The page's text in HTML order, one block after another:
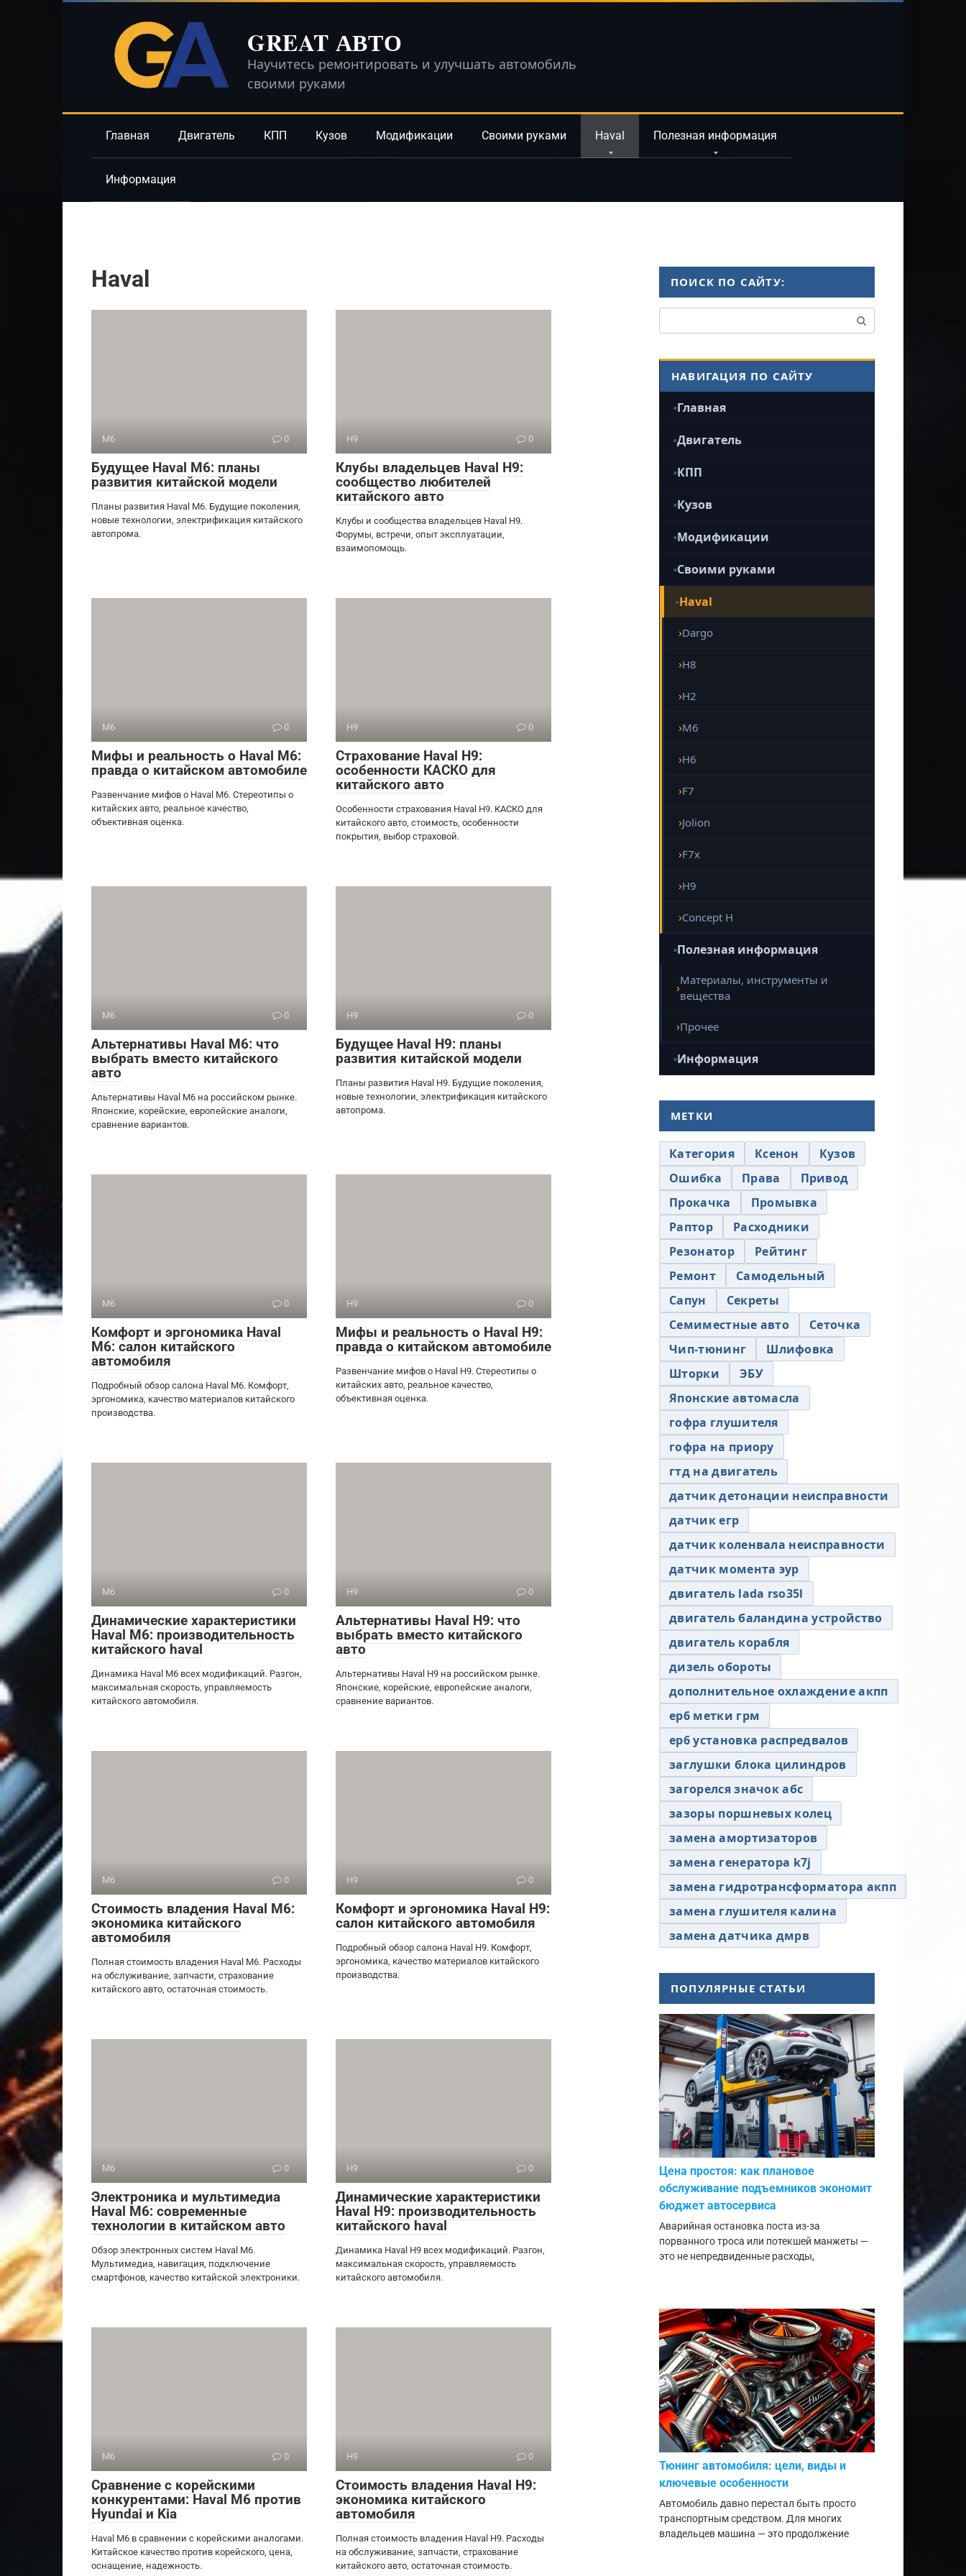
GREAT АВТО
Научитесь ремонтировать и улучшать автомобиль
своими руками
Главная Двигатель КПП Кузов Модификации Своими руками Haval Полезная информация
Информация
Haval
M6 0
Будущее Haval M6: планы
развития китайской модели
Планы развития Haval M6. Будущие поколения,
новые технологии, электрификация китайского
автопрома.
H9 0
Клубы владельцев Haval H9:
сообщество любителей
китайского авто
Клубы и сообщества владельцев Haval H9.
Форумы, встречи, опыт эксплуатации,
взаимопомощь.
M6 0
Мифы и реальность о Haval M6:
правда о китайском автомобиле
Развенчание мифов о Haval M6. Стереотипы о
китайских авто, реальное качество,
объективная оценка.
H9 0
Страхование Haval H9:
особенности КАСКО для
китайского авто
Особенности страхования Haval H9. КАСКО для
китайского авто, стоимость, особенности
покрытия, выбор страховой.
M6 0
Альтернативы Haval M6: что
выбрать вместо китайского
авто
Альтернативы Haval M6 на российском рынке.
Японские, корейские, европейские аналоги,
сравнение вариантов.
H9 0
Будущее Haval H9: планы
развития китайской модели
Планы развития Haval H9. Будущие поколения,
новые технологии, электрификация китайского
автопрома.
M6 0
Комфорт и эргономика Haval
M6: салон китайского
автомобиля
Подробный обзор салона Haval M6. Комфорт,
эргономика, качество материалов китайского
производства.
H9 0
Мифы и реальность о Haval H9:
правда о китайском автомобиле
Развенчание мифов о Haval H9. Стереотипы о
китайских авто, реальное качество,
объективная оценка.
M6 0
Динамические характеристики
Haval M6: производительность
китайского haval
Динамика Haval M6 всех модификаций. Разгон,
максимальная скорость, управляемость
китайского автомобиля.
H9 0
Альтернативы Haval H9: что
выбрать вместо китайского
авто
Альтернативы Haval H9 на российском рынке.
Японские, корейские, европейские аналоги,
сравнение вариантов.
M6 0
Стоимость владения Haval M6:
экономика китайского
автомобиля
Полная стоимость владения Haval M6. Расходы
на обслуживание, запчасти, страхование
китайского авто, остаточная стоимость.
H9 0
Комфорт и эргономика Haval H9:
салон китайского автомобиля
Подробный обзор салона Haval H9. Комфорт,
эргономика, качество материалов китайского
производства.
M6 0
Электроника и мультимедиа
Haval M6: современные
технологии в китайском авто
Обзор электронных систем Haval M6.
Мультимедиа, навигация, подключение
смартфонов, качество китайской электроники.
H9 0
Динамические характеристики
Haval H9: производительность
китайского haval
Динамика Haval H9 всех модификаций. Разгон,
максимальная скорость, управляемость
китайского автомобиля.
M6 0
Сравнение с корейскими
конкурентами: Haval M6 против
Hyundai и Kia
Haval M6 в сравнении с корейскими аналогами.
Китайское качество против корейского, цена,
оснащение, надежность.
H9 0
Стоимость владения Haval H9:
экономика китайского
автомобиля
Полная стоимость владения Haval H9. Расходы
на обслуживание, запчасти, страхование
китайского авто, остаточная стоимость.
ПОИСК ПО САЙТУ:
НАВИГАЦИЯ ПО САЙТУ
Главная
Двигатель
КПП
Кузов
Модификации
Своими руками
Haval
Dargo
H8
H2
M6
H6
F7
Jolion
F7x
H9
Concept H
Полезная информация
Материалы, инструменты и
вещества
Прочее
Информация
МЕТКИ
Категория Ксенон
Кузов
Ошибка
Права
Привод
Прокачка
Промывка
Раптор
Расходники
Резонатор
Рейтинг
Ремонт
Самодельный
Сапун
Секреты
Семиместные авто
Сеточка
Чип-тюнинг
Шлифовка
Шторки
ЭБУ
Японские автомасла
гофра глушителя
гофра на приору
гтд на двигатель
датчик детонации неисправности
датчик егр
датчик коленвала неисправности
датчик момента эур
двигатель lada rso35l
двигатель баландина устройство
двигатель корабля
дизель обороты
дополнительное охлаждение акпп
ер6 метки грм
ер6 установка распредвалов
заглушки блока цилиндров
загорелся значок абс
зазоры поршневых колец
замена амортизаторов
замена генератора k7j
замена гидротрансформатора акпп
замена глушителя калина
замена датчика дмрв
ПОПУЛЯРНЫЕ СТАТЬИ
Цена простоя: как плановое
обслуживание подъемников экономит
бюджет автосервиса
Аварийная остановка поста из-за
порванного троса или потекшей манжеты —
это не непредвиденные расходы,
Тюнинг автомобиля: цели, виды и
ключевые особенности
Автомобиль давно перестал быть просто
транспортным средством. Для многих
владельцев машина — это продолжение